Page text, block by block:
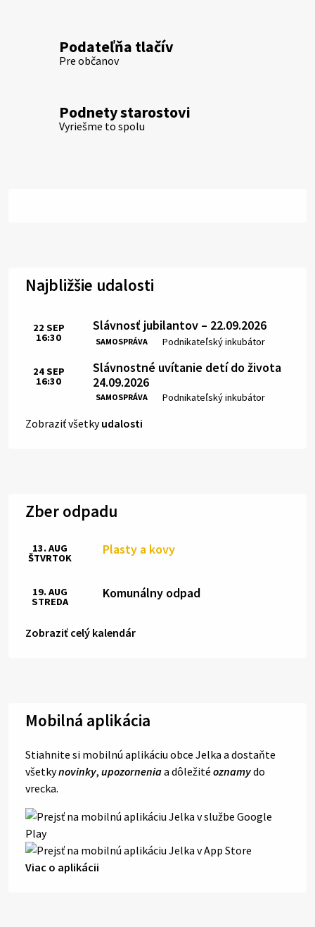
Podateľňa tlačív
Pre občanov
Podnety starostovi
Vyriešme to spolu
Najbližšie udalosti
Slávnosť jubilantov – 22.09.2026
SAMOSPRÁVA Miesto:
Podnikateľský inkubátor
Čas:
22 SEP
16:30
Slávnostné uvítanie detí do života
24.09.2026
SAMOSPRÁVA Miesto:
Podnikateľský inkubátor
Čas:
24SEP
16:30
Zobraziť všetkyudalosti
Zber odpadu
Plasty a kovy
13. AUG
ŠTVRTOK
Komunálny odpad
19. AUG
STREDA
Zobraziť celý kalendár
Mobilná aplikácia
Stiahnite si mobilnú aplikáciu obce Jelka a dostaňte
všetkynovinky, upozorneniaa dôležité oznamydo
vrecka.
Viac o aplikácii